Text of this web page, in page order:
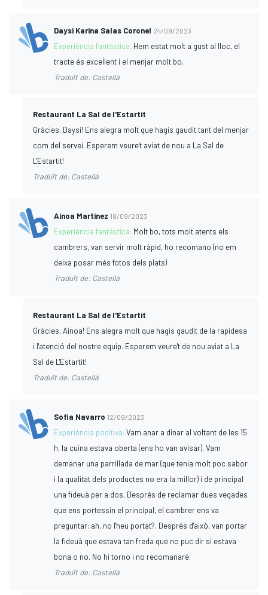
Daysi Karina Salas Coronel 24/09/2023
Experiència fantàstica: Hem estat molt a gust al lloc, el
tracte és excel·lent i el menjar molt bo.
Traduït de: Castellà
Restaurant La Sal de l'Estartit
Gràcies, Daysi! Ens alegra molt que hagis gaudit tant del menjar
com del servei. Esperem veure't aviat de nou a La Sal de
L'Estartit!
Traduït de: Castellà
Ainoa Martinez 18/09/2023
Experiència fantàstica: Molt bo, tots molt atents els
cambrers, van servir molt ràpid, ho recomano (no em
deixa posar més fotos dels plats)
Traduït de: Castellà
Restaurant La Sal de l'Estartit
Gràcies, Ainoa! Ens alegra molt que hagis gaudit de la rapidesa
i l'atenció del nostre equip. Esperem veure't de nou aviat a La
Sal de L'Estartit!
Traduït de: Castellà
Sofia Navarro 12/09/2023
Experiència positiva:Vam anar a dinar al voltant de les 15
h, la cuina estava oberta (ens ho van avisar). Vam
demanar una parrillada de mar (que tenia molt poc sabor
i la qualitat dels productes no era la millor) i de principal
una fideuà per a dos. Després de reclamar dues vegades
que ens portessin el principal, el cambrer ens va
preguntar: ah, no l'heu portat?. Després d'això, van portar
la fideuà que estava tan freda que no puc dir si estava
bona o no. No hi torno i no recomanaré.
Traduït de: Castellà